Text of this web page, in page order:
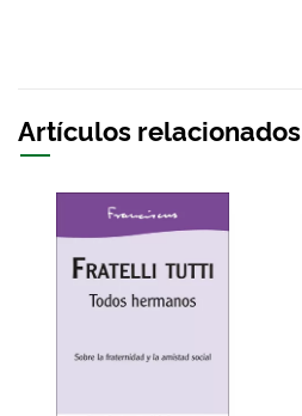
Artículos relacionados